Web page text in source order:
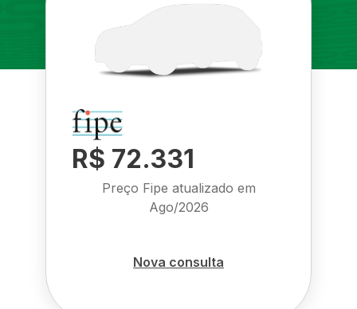
R$ 72.331
Preço Fipe atualizado em
Ago/2026
Nova consulta